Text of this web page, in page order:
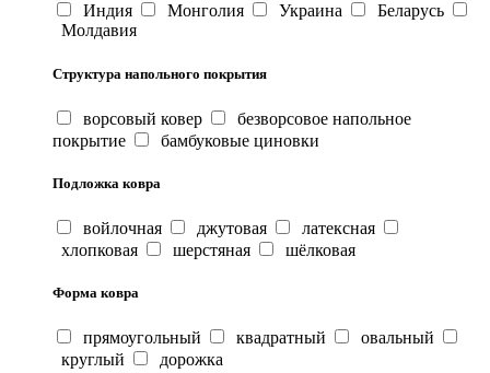
Индия
Монголия Украина
Беларусь
Молдавия
Структура напольного покрытия
ворсовый ковер
безворсовое напольное
покрытие
бамбуковые циновки
Подложка ковра
войлочная джутовая
латексная
хлопковая
шерстяная шёлковая
Форма ковра
прямоугольный квадратный
овальный
круглый
дорожка